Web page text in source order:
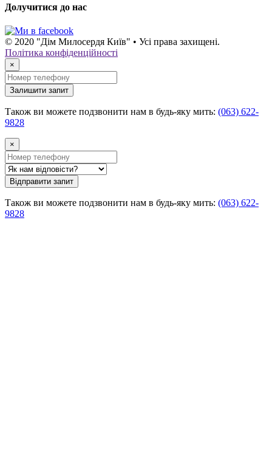
Долучитися до нас
© 2020 "Дім Милосердя Київ" • Усі права захищені.
Політика конфіденційності
×
Залишити запит
Також ви можете подзвонити нам в будь-яку мить: (063) 622-
9828
×
Відправити запит
Також ви можете подзвонити нам в будь-яку мить: (063) 622-
9828